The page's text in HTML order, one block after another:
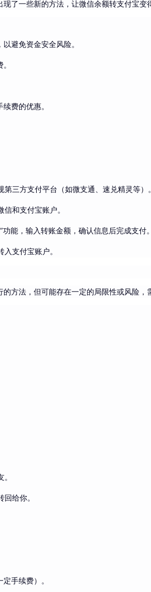
了一些新的方法，让微信余额转支付宝变
避免资金安全风险。
费的优惠。
三方支付平台（如微支通、速兑精灵等）。
和支付宝账户。
能，输入转账金额，确认信息后完成支付。
支付宝账户。
方法，但可能存在一定的局限性或风险，
给你。
手续费）。